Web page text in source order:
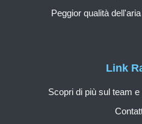
Link
Scopri di più sul team
Peggior qualità